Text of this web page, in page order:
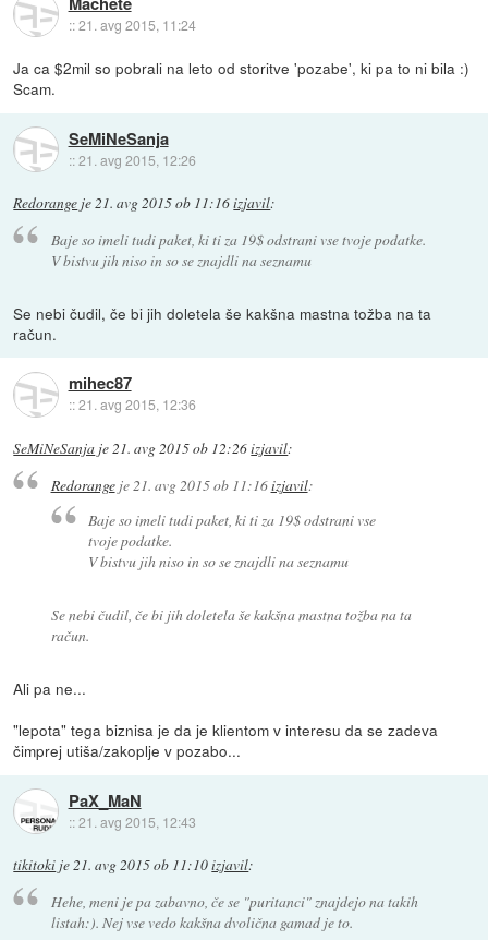
::21. avg 2015, 11:24
Ja ca $2mil so pobrali na leto od storitve 'pozabe', ki pa to ni bila :)
Scam.
SeMiNeSanja
::21. avg 2015, 12:26
Redorange je21. avg 2015 ob 11:16izjavil:
Baje so imeli tudi paket, ki ti za 19$ odstrani vse tvoje podatke.
V bistvu jih niso in so se znajdli na seznamu
Se nebi čudil, če bi jih doletela še kakšna mastna tožba na ta
račun.
mihec87
::21. avg 2015, 12:36
SeMiNeSanja je21. avg 2015 ob 12:26izjavil:
Redorangeje 21. avg 2015 ob 11:16izjavil:
Baje so imeli tudi paket, ki ti za 19$ odstrani vse
tvoje podatke.
V bistvu jih niso in so se znajdli na seznamu
Se nebi čudil, če bi jih doletela še kakšna mastna tožba na ta
račun.
Ali pa ne...
"lepota" tega biznisa je da je klientom v interesu da se zadeva
čimprej utiša/zakoplje v pozabo...
PaX_MaN
::21. avg 2015, 12:43
tikitoki je21. avg 2015 ob 11:10izjavil:
Hehe, meni je pa zabavno, če se "puritanci" znajdejo na takih
listah:). Nej vse vedo kakšna dvolična gamad je to.